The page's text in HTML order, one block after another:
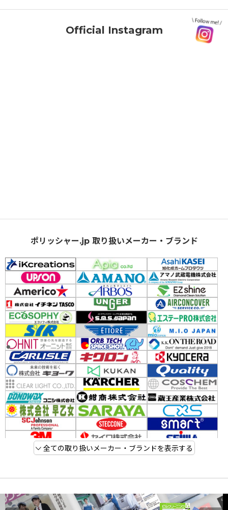
Official Instagram
ポリッシャー.jp 取り扱いメーカー・ブランド
全ての取り扱いメーカー・ブランドを表示する